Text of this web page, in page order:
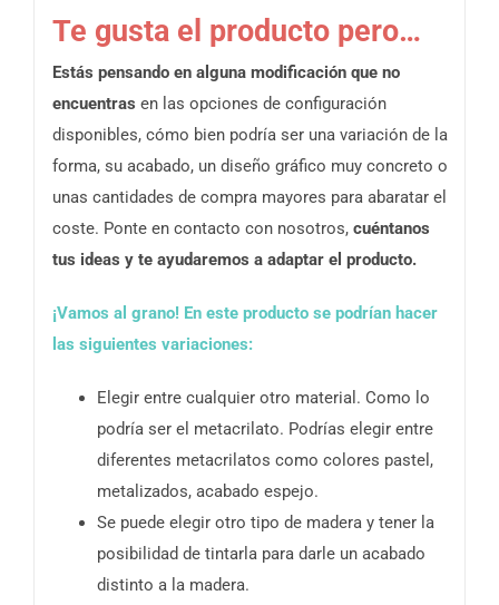
Te gusta el producto pero…
Estás pensando en alguna modificación que no
encuentras en las opciones de configuración
disponibles, cómo bien podría ser una variación de la
forma, su acabado, un diseño gráfico muy concreto o
unas cantidades de compra mayores para abaratar el
coste. Ponte en contacto con nosotros, cuéntanos
tus ideas y te ayudaremos a adaptar el producto.
¡Vamos al grano! En este producto se podrían hacer
las siguientes variaciones:
Elegir entre cualquier otro material. Como lo
podría ser el metacrilato. Podrías elegir entre
diferentes metacrilatos como colores pastel,
metalizados, acabado espejo.
Se puede elegir otro tipo de madera y tener la
posibilidad de tintarla para darle un acabado
distinto a la madera.